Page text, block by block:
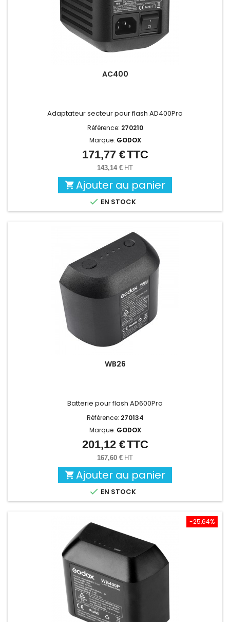
AC400
Adaptateur secteur pour flash AD400Pro
Référence: 270210
Marque: GODOX
Prix
171,77 €TTC
143,14 € HT
 Ajouter au panier
 EN STOCK
WB26
Batterie pour flash AD600Pro
Référence: 270134
Marque: GODOX
Prix
201,12 €TTC
167,60 € HT
 Ajouter au panier
 EN STOCK
-25,64%